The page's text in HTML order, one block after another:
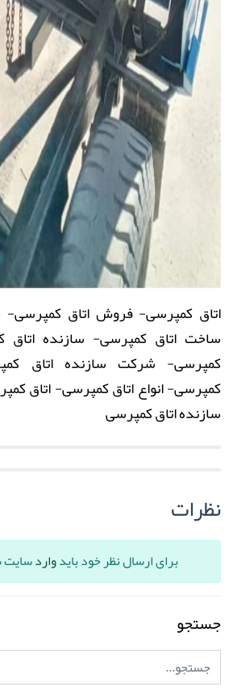
اتاق کمپرسی-فروشاتاق کمپرسی-
ساخت اتاق کمپرسی- سازنده
کمپرسی- شرکت سازندهاتاق
کمپرسی- انواعاتاق کمپرسی-اتاق
سازندهاتاق کمپرسی
نظرات
برای ارسال نظر خود بایدواردسایت
جستجو